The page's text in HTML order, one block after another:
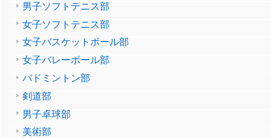
男子ソフトテニス部
女子ソフトテニス部
女子バスケットボール部
女子バレーボール部
バドミントン部
剣道部
男子卓球部
美術部